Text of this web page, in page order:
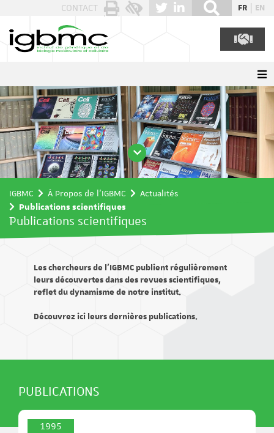
CONTACT FR EN
IGBMC À Propos de l'IGBMC
Actualités
Publications scientifiques
Publications scientifiques
Les chercheurs de l’IGBMC publient régulièrement
leurs découvertes dans des revues scientifiques,
reflet du dynamisme de notre institut.
Découvrez ici leurs dernières publications.
PUBLICATIONS
1995
Panneau de gestion des cookies